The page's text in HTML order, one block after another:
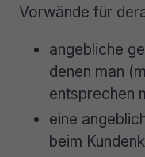
Vorwände für
angebliche
denen man
entsprechen
eine
beim